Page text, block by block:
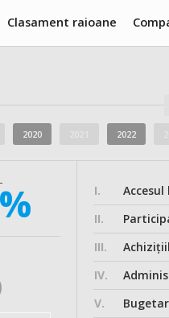
Clasament raioane
2020 2022
I.
II.
III.
IV.
V.